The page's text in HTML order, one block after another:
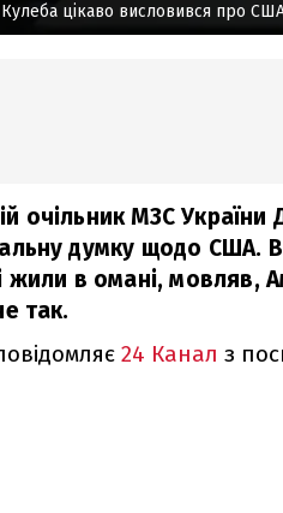
цікаво висловився про
очільник МЗС
думку щодо США.
жили в омані, мовляв,
так.
24 Канал з